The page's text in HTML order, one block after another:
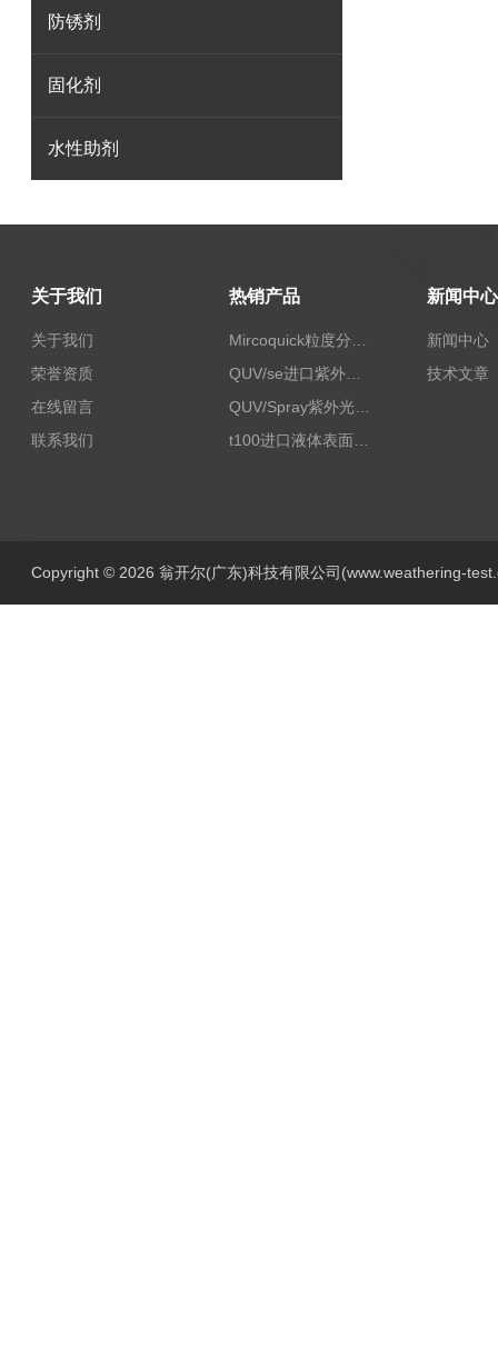
防锈剂
固化剂
水性助剂
关于我们
关于我们
荣誉资质
在线留言
联系我们
热销产品
QUV/se进口紫外老化试验箱Q-lab
QUV/Spray紫外光加速老化试验箱
t100进口液体表面张力测试仪
新闻中心
新闻中心
技术文章
Copyright © 2026 翁开尔(广东)科技有限公司(www.weathering-